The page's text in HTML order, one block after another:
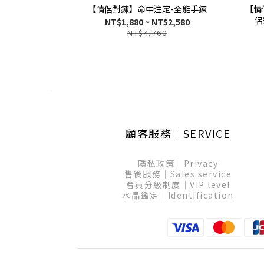
【情侶對鍊】命中注定-全能手鍊
NT$1,880 ~ NT$2,580
NT$4,760
【
顧客服務│SERVICE
隱私政策│Privacy
售後服務│Sales service
會員分級制度│VIP level
水晶鑑定│Identification